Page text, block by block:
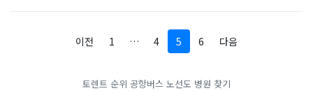
이전 1 … 4 5 6 다음
토렌트 순위 공항버스 노선도 병원 찾기